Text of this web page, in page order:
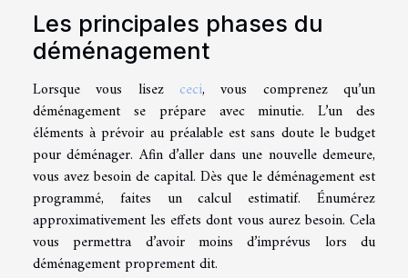
Les principales phases du
déménagement
Lorsque vous lisez ceci, vous comprenez qu’un
déménagement se prépare avec minutie. L’un des
éléments à prévoir au préalable est sans doute le budget
pour déménager. Afin d’aller dans une nouvelle demeure,
vous avez besoin de capital. Dès que le déménagement est
programmé, faites un calcul estimatif. Énumérez
approximativement les effets dont vous aurez besoin. Cela
vous permettra d’avoir moins d’imprévus lors du
déménagement proprement dit.